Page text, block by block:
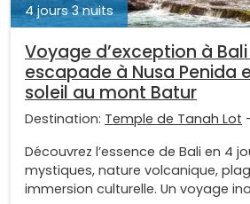
4 jours 3 nuits
Voyage d’exception à
escapade à Nusa Penida
soleil au mont Batur
Destination: Temple de Tanah Lot
Découvrez l’essence de Bali en 4
mystiques, nature volcanique,
immersion culturelle. Un voyage